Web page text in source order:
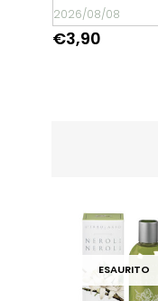
2026/08/08
€3,90
ESAURITO